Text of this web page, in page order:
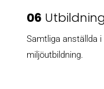
06
Samtliga anställda
miljöutbildning.